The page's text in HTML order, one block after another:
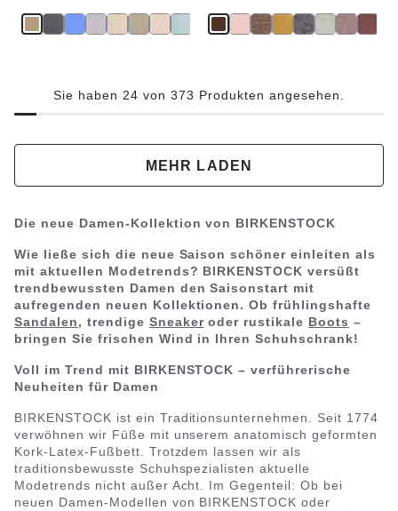
Sie haben 24 von 373 Produkten angesehen.
MEHR LADEN
Die neue Damen-Kollektion von BIRKENSTOCK
Wie ließe sich die neue Saison schöner einleiten als
mit aktuellen Modetrends? BIRKENSTOCK versüßt
trendbewussten Damen den Saisonstart mit
aufregenden neuen Kollektionen. Ob frühlingshafte
Sandalen, trendige Sneakeroder rustikale Boots –
bringen Sie frischen Wind in Ihren Schuhschrank!
Voll im Trend mit BIRKENSTOCK – verführerische
Neuheiten für Damen
BIRKENSTOCK ist ein Traditionsunternehmen. Seit 1774
verwöhnen wir Füße mit unserem anatomisch geformten
Kork-Latex-Fußbett. Trotzdem lassen wir als
traditionsbewusste Schuhspezialisten aktuelle
Modetrends nicht außer Acht. Im Gegenteil: Ob bei
neuen Damen-Modellen von BIRKENSTOCK oder